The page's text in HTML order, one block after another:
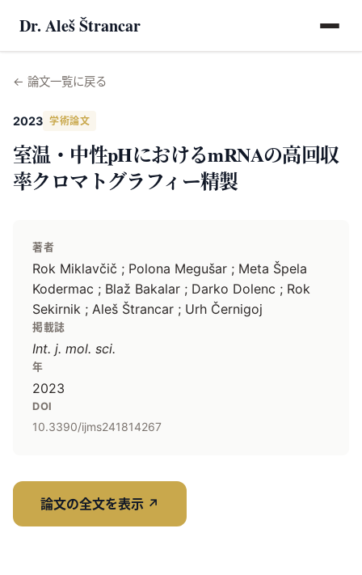
Dr. Aleš Štrancar
← 論文一覧に戻る
2023 学術論文
室温・中性pHにおけるmRNAの高回収
率クロマトグラフィー精製
著者
Rok Miklavčič ; Polona Megušar ; Meta Špela
Kodermac ; Blaž Bakalar ; Darko Dolenc ; Rok
Sekirnik ; Aleš Štrancar ; Urh Černigoj
掲載誌
Int. j. mol. sci.
年
2023
DOI
10.3390/ijms241814267
論文の全文を表示 ↗